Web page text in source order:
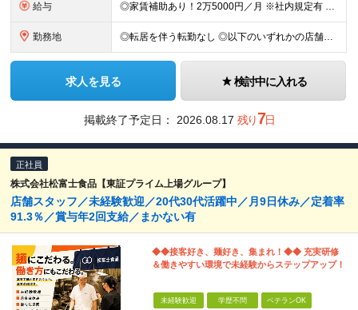
給与 ◎家賃補助あり！2万5000円／月 ※社内規定有 ┗実質の手取りが増える嬉しい補助です。 ◎報奨金あり！ ┗社内・社外コンテストで店舗と個人を表彰。賞金は2万円～10万円です！ ◎資格取得支援あり
勤務地 ◎転居を伴う転勤なし ◎以下のいずれかの店舗への配属となります 【東京都】 ■まぐろ問屋 三浦三崎港 恵み ┗ハラカド店 ┗渋谷ヒカリエ店 ■まぐろ問屋 三浦三崎港 ┗上野店 【神奈川県】 ■ま
求人を見る 検討中に入れる
掲載終了予定日： 2026.08.17 残り7日
正社員
株式会社松富士食品【東証プライム上場グループ】
店舗スタッフ／未経験歓迎／20代30代活躍中／月9日休み／定着率
91.3％／賞与年2回支給／まかない有
◆◆接客好き、麺好き、集まれ！◆◆ 充実研修
＆働きやすい環境で未経験からステップアップ！
未経験歓迎 学歴不問 ベテランOK